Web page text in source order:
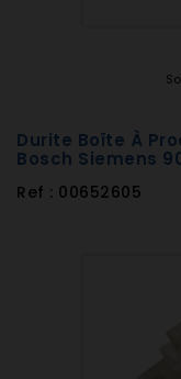
Durite Boîte À
Bosch Siemens
Ref : 00652605